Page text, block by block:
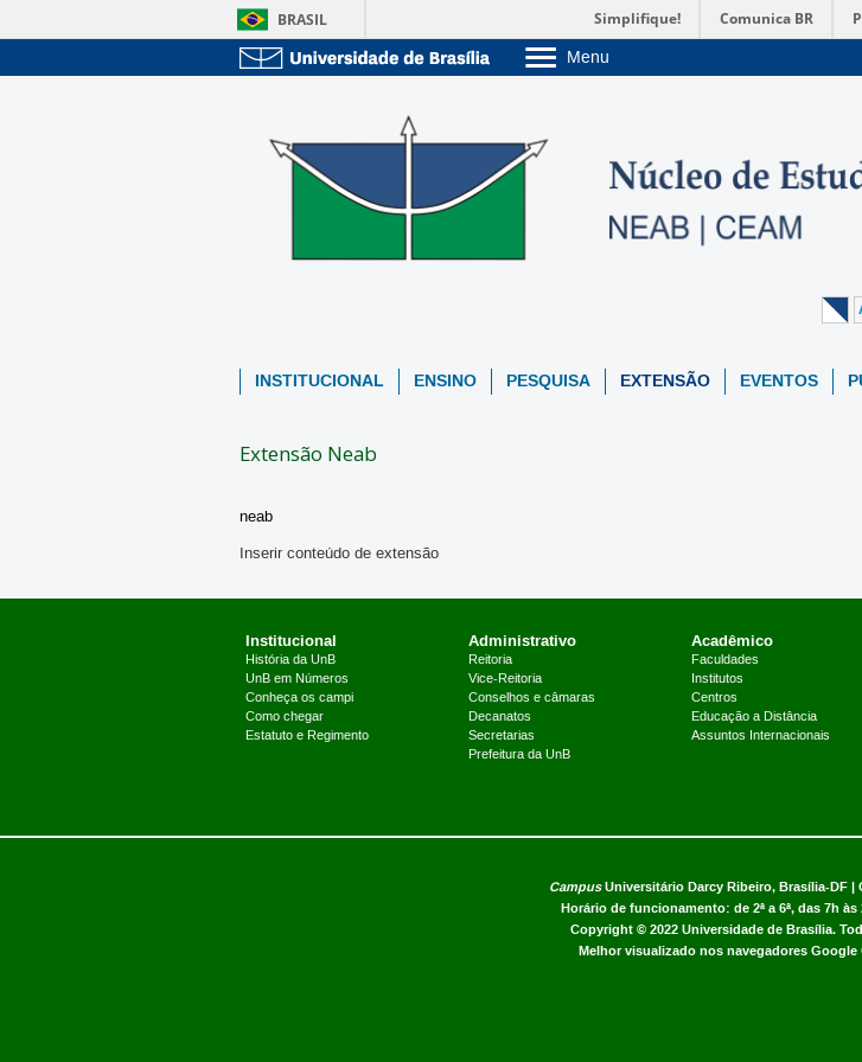
BRASIL Simplifique! Comunica BR
Menu
Estude na UnB
Graduação
Pós-Graduação
INSTITUCIONAL ENSINO PESQUISA EXTENSÃO EVENTOS
Extensão Neab
neab
Inserir conteúdo de extensão
Institucional
História da UnB
UnB em Números
Conheça os campi
Como chegar
Estatuto e Regimento
Administrativo
Reitoria
Vice-Reitoria
Conselhos e câmaras
Decanatos
Secretarias
Prefeitura da UnB
Acadêmico
Faculdades
Institutos
Centros
Educação a Distância
Assuntos Internacionais
CampusUniversitário Darcy Ribeiro, Brasília-DF |
Horário de funcionamento: de 2ª a 6ª, das 7h
Copyright © 2022 Universidade de Brasília.
Melhor visualizado nos navegadores Google